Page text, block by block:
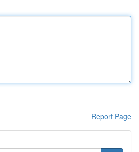
Report Page